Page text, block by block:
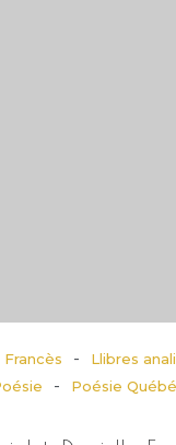
Francès - Llibres
-
Poésie